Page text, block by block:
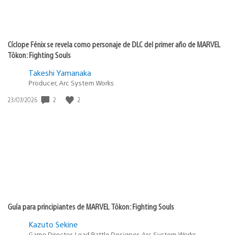
Cíclope Fénix se revela como personaje de DLC del primer año de MARVEL
Tōkon: Fighting Souls
Takeshi Yamanaka
Producer, Arc System Works
Fecha
23/07/2026 2 2
Guía para principiantes de MARVEL Tōkon: Fighting Souls
Kazuto Sekine